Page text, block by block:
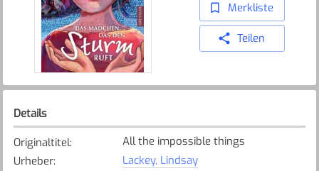
Merkliste
Teilen
Details
Originaltitel:
All the impossible things
Urheber:
Lackey, Lindsay